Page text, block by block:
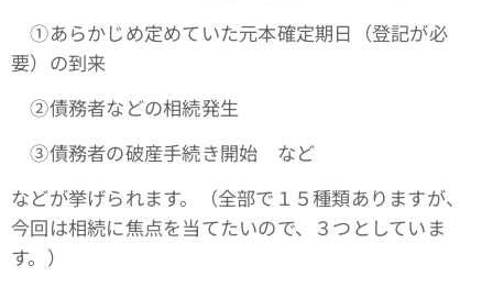
①あらかじめ定めていた元本確定期日（登記が必
要）の到来
➁債務者などの相続発生
③債務者の破産手続き開始 など
などが挙げられます。（全部で１５種類ありますが、
今回は相続に焦点を当てたいので、３つとしていま
す。）